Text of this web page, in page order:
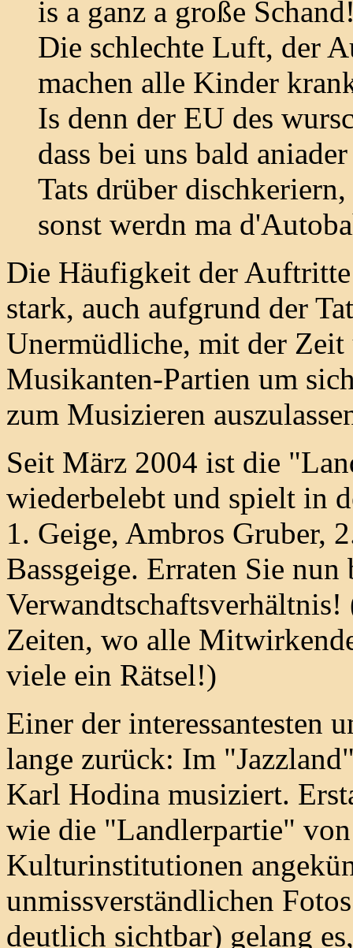
is a ganz a große
Die schlechte Luft, der
machen alle Kinder
Is denn der EU des
dass bei uns bald
Tats drüber dischkeriern,
sonst werdn ma
Die Häufigkeit der
stark, auch aufgrund der
Unermüdliche, mit der
Musikanten-Partien um
zum Musizieren
Seit März 2004 ist die
wiederbelebt und spielt in
1. Geige, Ambros Gruber,
Bassgeige. Erraten Sie nun
Zeiten, wo alle
viele ein Rätsel!)
Einer der interessantesten
lange zurück: Im
Karl Hodina musiziert.
wie die "Landlerpartie"
Kulturinstitutionen
unmissverständlichen
deutlich sichtbar) gelang